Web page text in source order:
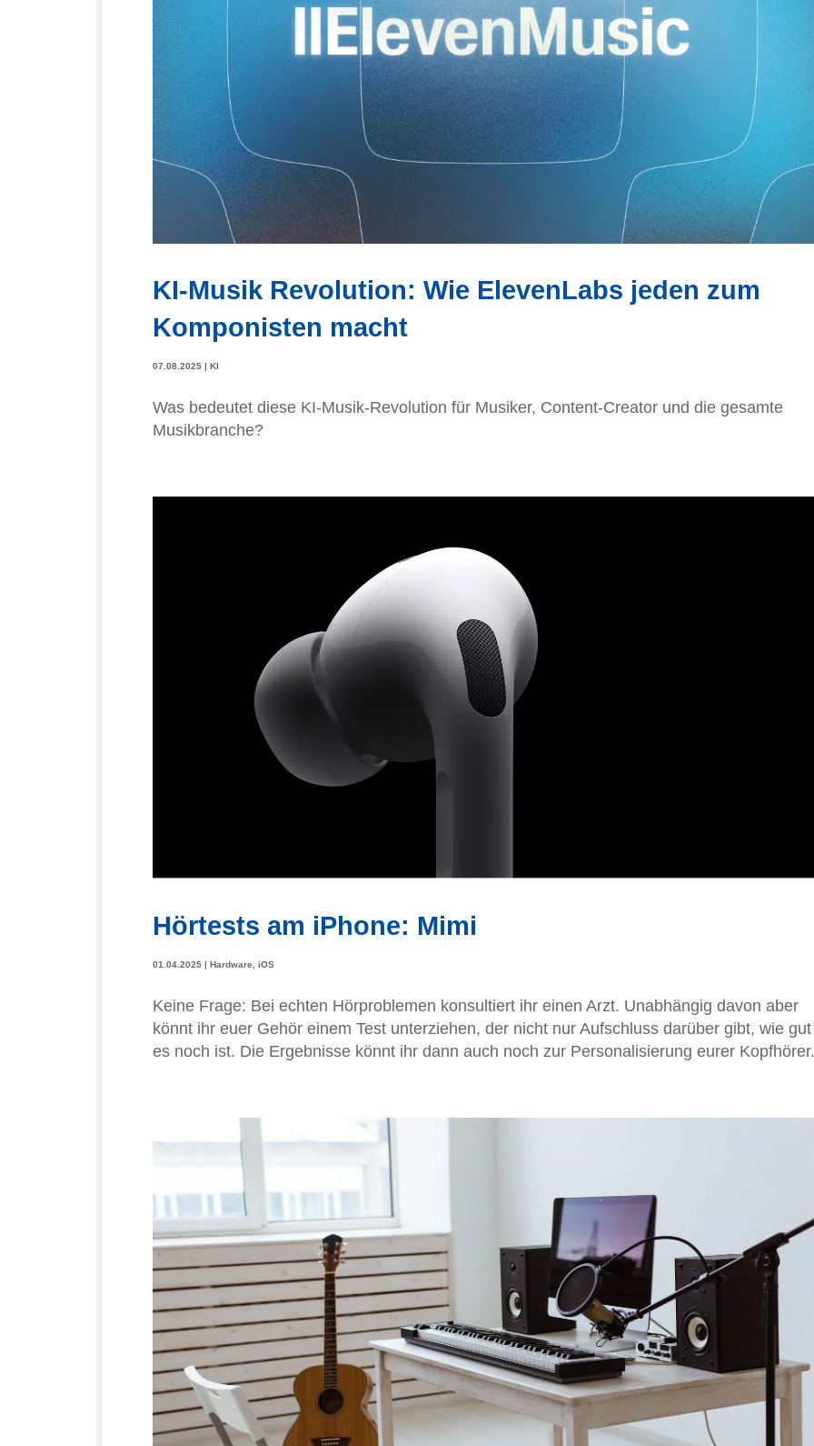
KI-Musik Revolution: Wie ElevenLabs jeden zum
Komponisten macht
07.08.2025 KI
Was bedeutet diese KI-Musik-Revolution für Musiker, Content-Creator und die gesamte
Musikbranche?
Hörtests am iPhone: Mimi
01.04.2025 Hardware, iOS
Keine Frage: Bei echten Hörproblemen konsultiert ihr einen Arzt. Unabhängig davon aber
könnt ihr euer Gehör einem Test unterziehen, der nicht nur Aufschluss darüber gibt, wie gut
es noch ist. Die Ergebnisse könnt ihr dann auch noch zur Personalisierung eurer